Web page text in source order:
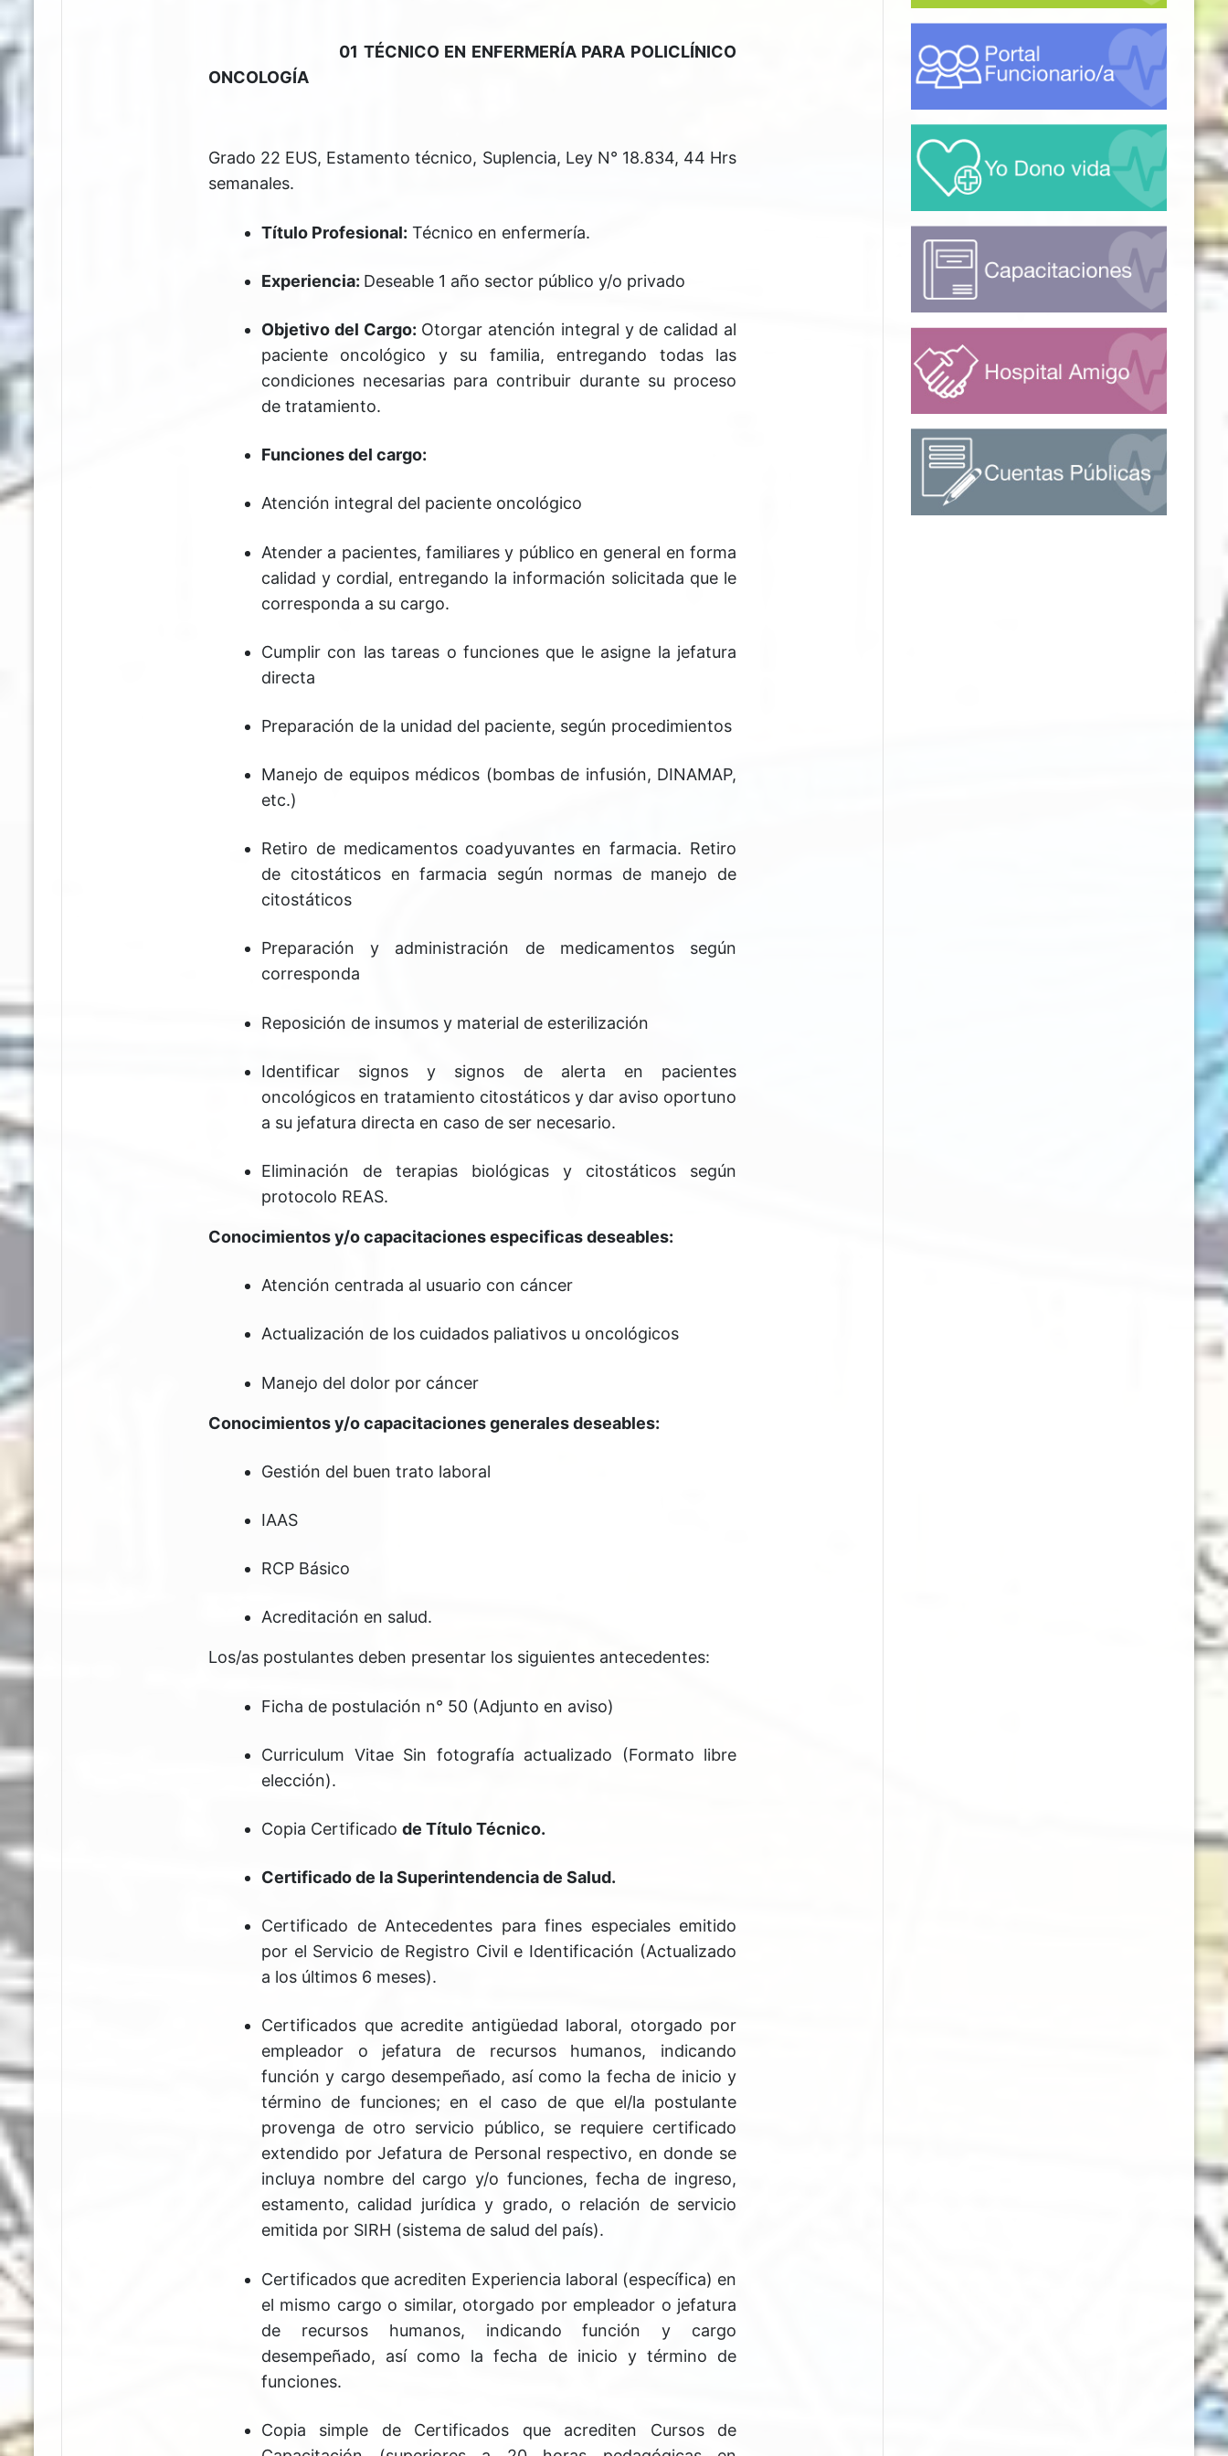
01 TÉCNICO EN ENFERMERÍA PARA POLICLÍNICO
ONCOLOGÍA
Grado 22 EUS, Estamento técnico, Suplencia, Ley N° 18.834, 44 Hrs
semanales.
Título Profesional: Técnico en enfermería.
Experiencia: Deseable 1 año sector público y/o privado
Objetivo del Cargo: Otorgar atención integral y de calidad al
paciente oncológico y su familia, entregando todas las
condiciones necesarias para contribuir durante su proceso
de tratamiento.
Funciones del cargo:
Atención integral del paciente oncológico
Atender a pacientes, familiares y público en general en forma
calidad y cordial, entregando la información solicitada que le
corresponda a su cargo.
Cumplir con las tareas o funciones que le asigne la jefatura
directa
Preparación de la unidad del paciente, según procedimientos
Manejo de equipos médicos (bombas de infusión, DINAMAP,
etc.)
Retiro de medicamentos coadyuvantes en farmacia. Retiro
de citostáticos en farmacia según normas de manejo de
citostáticos
Preparación y administración de medicamentos según
corresponda
Reposición de insumos y material de esterilización
Identificar signos y signos de alerta en pacientes
oncológicos en tratamiento citostáticos y dar aviso oportuno
a su jefatura directa en caso de ser necesario.
Eliminación de terapias biológicas y citostáticos según
protocolo REAS.
Conocimientos y/o capacitaciones especificas deseables:
Atención centrada al usuario con cáncer
Actualización de los cuidados paliativos u oncológicos
Manejo del dolor por cáncer
Conocimientos y/o capacitaciones generales deseables:
Gestión del buen trato laboral
IAAS
RCP Básico
Acreditación en salud.
Los/as postulantes deben presentar los siguientes antecedentes:
Ficha de postulación n° 50 (Adjunto en aviso)
Curriculum Vitae Sin fotografía actualizado (Formato libre
elección).
Copia Certificado de Título Técnico.
Certificado de la Superintendencia de Salud.
Certificado de Antecedentes para fines especiales emitido
por el Servicio de Registro Civil e Identificación (Actualizado
a los últimos 6 meses).
Certificados que acredite antigüedad laboral, otorgado por
empleador o jefatura de recursos humanos, indicando
función y cargo desempeñado, así como la fecha de inicio y
término de funciones; en el caso de que el/la postulante
provenga de otro servicio público, se requiere certificado
extendido por Jefatura de Personal respectivo, en donde se
incluya nombre del cargo y/o funciones, fecha de ingreso,
estamento, calidad jurídica y grado, o relación de servicio
emitida por SIRH (sistema de salud del país).
Certificados que acrediten Experiencia laboral (específica) en
el mismo cargo o similar, otorgado por empleador o jefatura
de recursos humanos, indicando función y cargo
desempeñado, así como la fecha de inicio y término de
funciones.
Copia simple de Certificados que acrediten Cursos de